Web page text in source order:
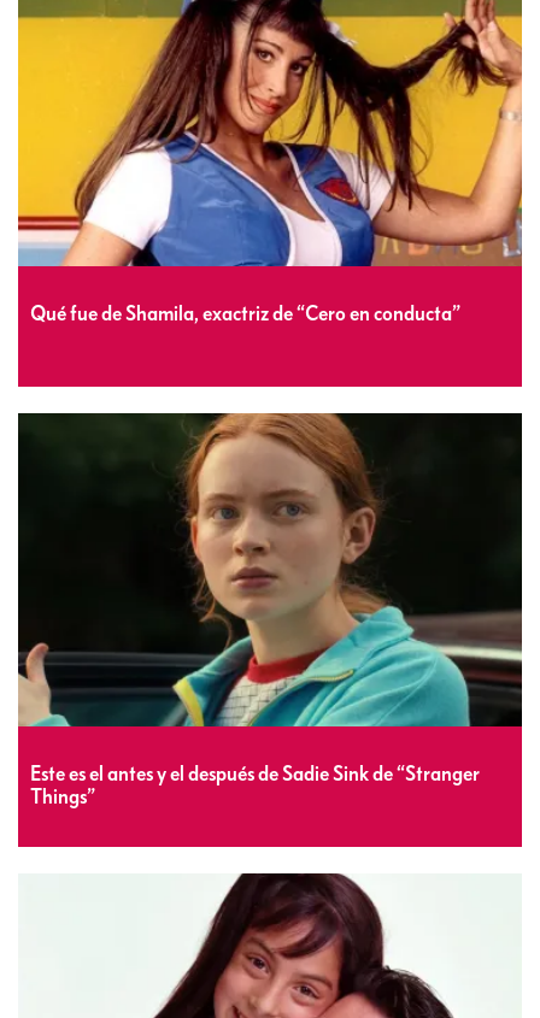
Qué fue de Shamila, exactriz de “Cero en conducta”
Este es el antes y el después de Sadie Sink de “Stranger
Things”